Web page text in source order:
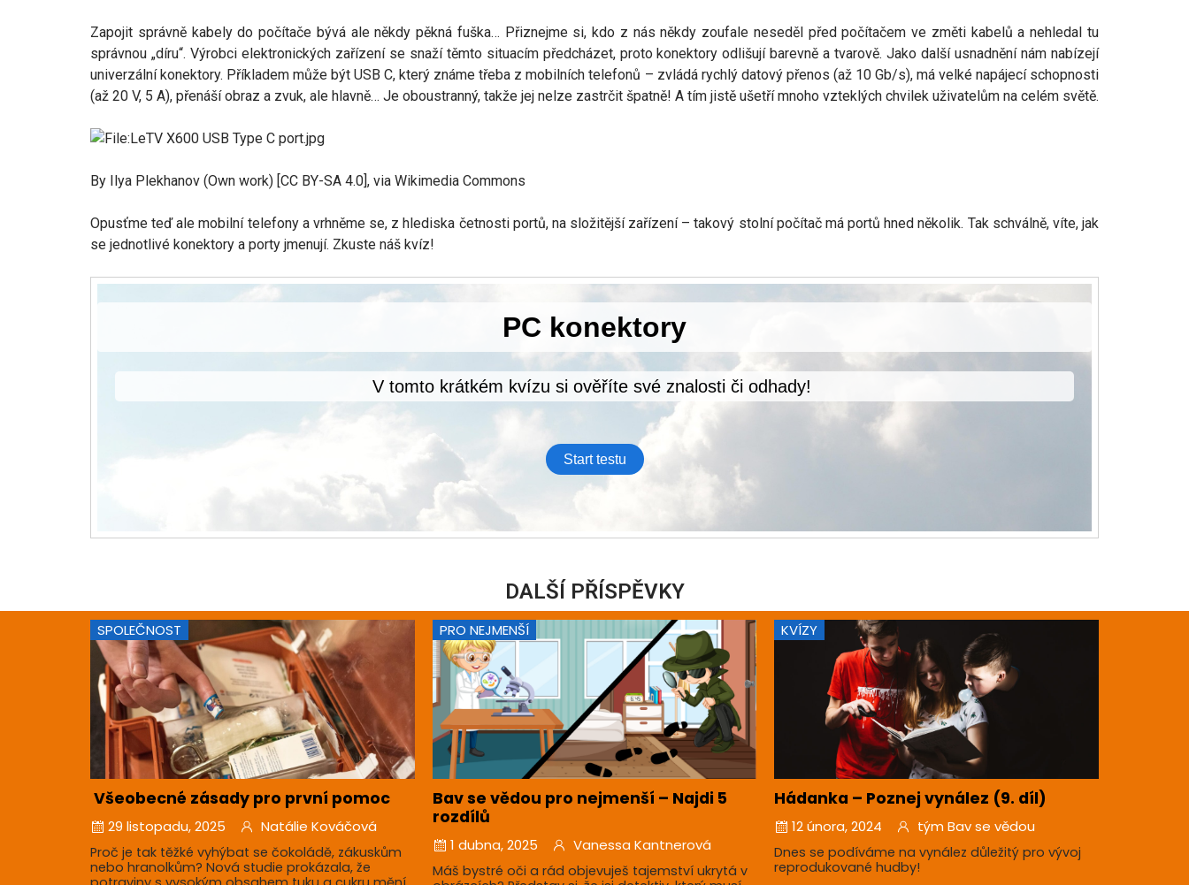
Zapojit správně kabely do počítače bývá ale někdy pěkná fuška… Přiznejme si, kdo z nás někdy zoufale neseděl před počítačem ve změti kabelů a nehledal tu
správnou „díru“. Výrobci elektronických zařízení se snaží těmto situacím předcházet, proto konektory odlišují barevně a tvarově. Jako další usnadnění nám nabízejí
univerzální konektory. Příkladem může být USB C, který známe třeba z mobilních telefonů – zvládá rychlý datový přenos (až 10 Gb/s), má velké napájecí schopnosti
(až 20 V, 5 A), přenáší obraz a zvuk, ale hlavně… Je oboustranný, takže jej nelze zastrčit špatně! A tím jistě ušetří mnoho vzteklých chvilek uživatelům na celém světě.
By Ilya Plekhanov (Own work) [CC BY-SA 4.0], via Wikimedia Commons
Opusťme teď ale mobilní telefony a vrhněme se, z hlediska četnosti portů, na složitější zařízení – takový stolní počítač má portů hned několik. Tak schválně, víte, jak
se jednotlivé konektory a porty jmenují. Zkuste náš kvíz!
DALŠÍ PŘÍSPĚVKY
SPOLEČNOST
Všeobecné zásady pro první pomoc
29 listopadu, 2025 Natálie Kováčová
Proč je tak těžké vyhýbat se čokoládě, zákuskům
nebo hranolkům? Nová studie prokázala, že
PRO NEJMENŠÍ
Bav se vědou pro nejmenší – Najdi 5
rozdílů
1 dubna, 2025 Vanessa Kantnerová
Máš bystré oči a rád objevuješ tajemství ukrytá v
KVÍZY
Hádanka – Poznej vynález (9. díl)
12 února, 2024 tým Bav se vědou
Dnes se podíváme na vynález důležitý pro vývoj
reprodukované hudby!